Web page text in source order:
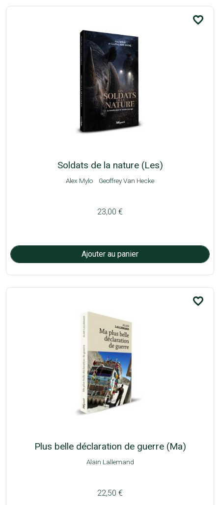
favorite_border
Soldats de la nature (Les)
Alex Mylo Geoffrey Van Hecke
23,00 €
favorite_border
Plus belle déclaration de guerre (Ma)
Alain Lallemand
22,50 €